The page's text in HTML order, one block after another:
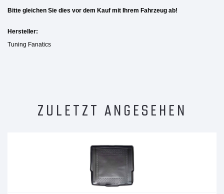
Bitte gleichen Sie dies vor dem Kauf mit Ihrem Fahrzeug ab!
Hersteller:
Tuning Fanatics
ZULETZT ANGESEHEN